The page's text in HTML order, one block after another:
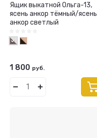
Ящик выкатной Ольга-13,
ясень анкор тёмный/ясень
анкор светлый
1 800 руб.